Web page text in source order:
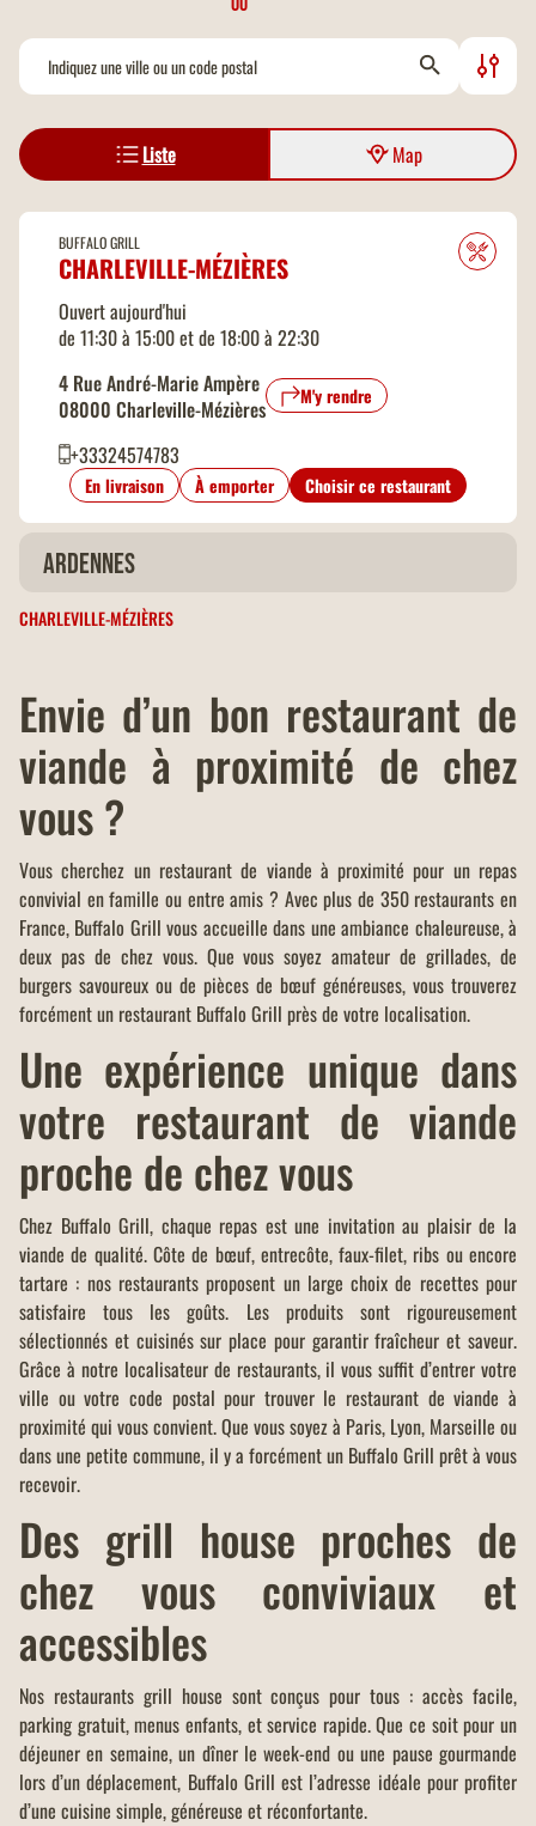
Climatisation
Ouverture 7 jours sur 7
Paiement par Carte Bleue
Paiement par Chèques Vacances
Places Handicapées
Table à langer
Terrasse
Liste Map
BUFFALO GRILL
CHARLEVILLE-MÉZIÈRES
Ouvert aujourd'hui
de 11:30 à 15:00 et de 18:00 à 22:30
4 Rue André-Marie Ampère
08000 Charleville-Mézières
M'y rendre
+33324574783
En livraison À emporter Choisir ce restaurant
Ardennes
CHARLEVILLE-MÉZIÈRES
Envie d’un bon restaurant de
viande à proximité de chez
vous ?
Vous cherchez un restaurant de viande à proximité pour un repas
convivial en famille ou entre amis ? Avec plus de 350 restaurants en
France, Buffalo Grill vous accueille dans une ambiance chaleureuse, à
deux pas de chez vous. Que vous soyez amateur de grillades, de
burgers savoureux ou de pièces de bœuf généreuses, vous trouverez
forcément un restaurant Buffalo Grill près de votre localisation.
Une expérience unique dans
votre restaurant de viande
proche de chez vous
Chez Buffalo Grill, chaque repas est une invitation au plaisir de la
viande de qualité. Côte de bœuf, entrecôte, faux-filet, ribs ou encore
tartare : nos restaurants proposent un large choix de recettes pour
satisfaire tous les goûts. Les produits sont rigoureusement
sélectionnés et cuisinés sur place pour garantir fraîcheur et saveur.
Grâce à notre localisateur de restaurants, il vous suffit d’entrer votre
ville ou votre code postal pour trouver le restaurant de viande à
proximité qui vous convient. Que vous soyez à Paris, Lyon, Marseille ou
dans une petite commune, il y a forcément un Buffalo Grill prêt à vous
recevoir.
Des grill house proches de
chez vous conviviaux et
accessibles
Nos restaurants grill house sont conçus pour tous : accès facile,
parking gratuit, menus enfants, et service rapide. Que ce soit pour un
déjeuner en semaine, un dîner le week-end ou une pause gourmande
lors d’un déplacement, Buffalo Grill est l’adresse idéale pour profiter
d’une cuisine simple, généreuse et réconfortante.